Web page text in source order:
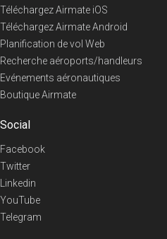
Téléchargez Airmate iOS
Téléchargez Airmate Android
Planification de vol Web
Recherche aéroports/handleurs
Evénements aéronautiques
Boutique Airmate
Social
Facebook
Twitter
Linkedin
YouTube
Telegram